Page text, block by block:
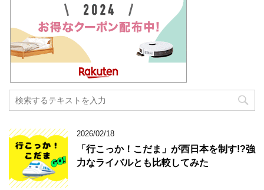
2026/02/18
「行こっか！こだま」が西日本を制す!?強
力なライバルとも比較してみた